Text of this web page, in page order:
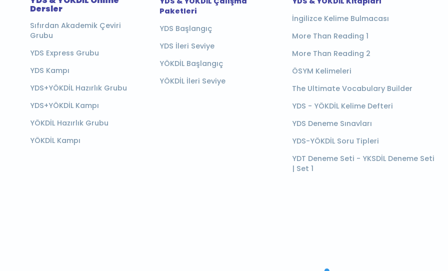
Dersler
Sıfırdan Akademik Çeviri
Grubu
YDS Express Grubu
YDS Kampı
YDS+YÖKDİL Hazırlık Grubu
YDS+YÖKDİL Kampı
YÖKDİL Hazırlık Grubu
YÖKDİL Kampı
Paketleri
YDS Başlangıç
YDS İleri Seviye
YÖKDİL Başlangıç
YÖKDİL İleri Seviye
İngilizce Kelime Bulmacası
More Than Reading 1
More Than Reading 2
ÖSYM Kelimeleri
The Ultimate Vocabulary Builder
YDS - YÖKDİL Kelime Defteri
YDS Deneme Sınavları
YDS-YÖKDİL Soru Tipleri
YDT Deneme Seti - YKSDİL Deneme Seti
| Set 1